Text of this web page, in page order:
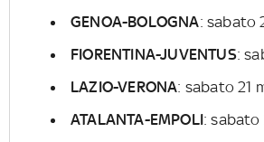
GENOA-BOLOGNA: sabato
FIORENTINA-JUVENTUS:
LAZIO-VERONA: sabato 21
ATALANTA-EMPOLI: sabato